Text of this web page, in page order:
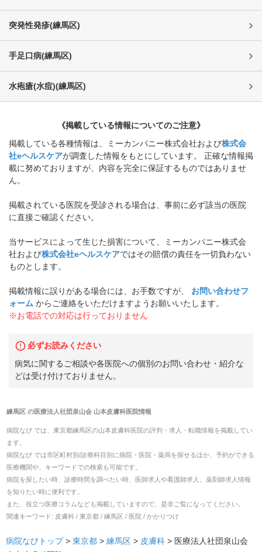
突発性発疹(練馬区)
手足口病(練馬区)
水疱瘡(水痘)(練馬区)
《掲載している情報についてのご注意》
掲載している各種情報は、ミーカンパニー株式会社および株式会
社eヘルスケアが調査した情報をもとにしています。 正確な情報掲
載に努めておりますが、内容を完全に保証するものではありませ
ん。
掲載されている医院を受診される場合は、事前に必ず該当の医院
に直接ご確認ください。
当サービスによって生じた損害について、ミーカンパニー株式会
社および株式会社eヘルスケアではその賠償の責任を一切負わない
ものとします。
掲載情報に誤りがある場合には、お手数ですが、
お問い合わせフ
ォーム からご連絡をいただけますようお願いいたします。
※お電話での対応は行っておりません
必ずお読みください
病気に関するご相談や各医院への個別のお問い合わせ・紹介な
どは受け付けておりません。
練馬区の医療法人社団泉山会 山本皮膚科医院情報
病院なび では、 東京都練馬区の山本皮膚科医院の評判・求人・転職情報を掲載してい
ます。
病院なび では市区町村別/診療科目別に病院・医院・薬局を探せるほか、予約ができる
医療機関や、キーワードでの検索も可能です。
病院を探したい時、診療時間を調べたい時、医師求人や看護師求人、薬剤師求人情報
を知りたい時に便利です。
また、役立つ医療コラムなども掲載していますので、是非ご覧になってください。
関連キーワード: 皮膚科 / 東京都 / 練馬区 / 医院 / かかりつけ
病院なびトップ > 東京都 > 練馬区 > 皮膚科 > 医療法人社団泉山会